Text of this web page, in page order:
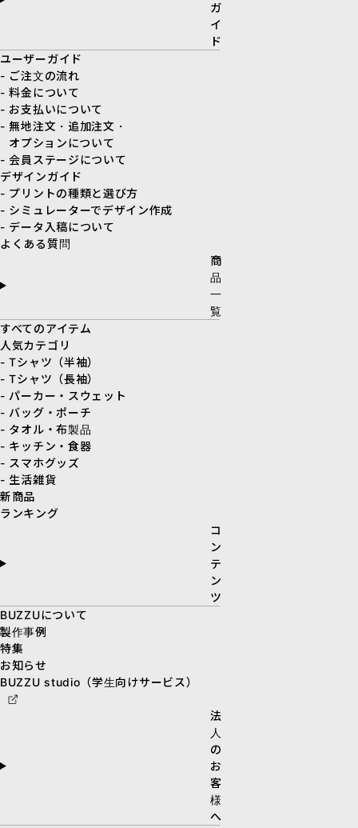
ガ
イ
ド
ユーザーガイド
- ご注文の流れ
- 料金について
- お支払いについて
- 無地注文・追加注文・
オプションについて
- 会員ステージについて
デザインガイド
- プリントの種類と選び方
- シミュレーターでデザイン作成
- データ入稿について
よくある質問
商
品
一
覧
すべてのアイテム
人気カテゴリ
- Tシャツ（半袖）
- Tシャツ（長袖）
- パーカー・スウェット
- バッグ・ポーチ
- タオル・布製品
- キッチン・食器
- スマホグッズ
- 生活雑貨
新商品
ランキング
コ
ン
テ
ン
ツ
BUZZUについて
製作事例
特集
お知らせ
BUZZU studio（学生向けサービス）
法
人
の
お
客
様
へ